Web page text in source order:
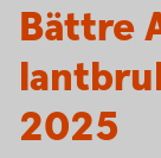
Bättre
2025